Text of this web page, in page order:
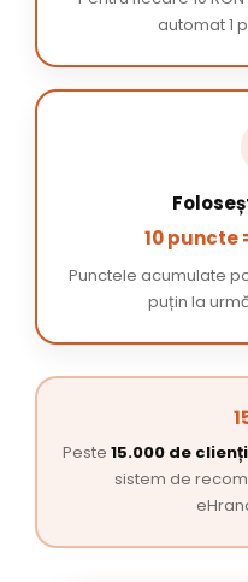
automat 1
10 puncte
Punctele acumulate
puțin la
Peste 15.000 de clienți
sistem de